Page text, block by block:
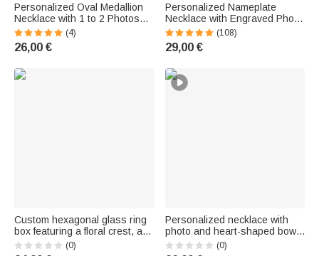
Personalized Oval Medallion
Necklace with 1 to 2 Photos
and a Birthstone -
Commemorative Birthday Gift
for Women
(4)
26,00 €
Personalized Nameplate
Necklace with Engraved Photo
and Message—Birthday,
Father's Day, and Mother's
Day Gift for Family and Parents
(108)
29,00 €
Custom hexagonal glass ring
box featuring a floral crest, an
initial, and foam decorative
accents – A wedding, wedding
(0)
Personalized necklace with
photo and heart-shaped bow,
engraved with a name –
Elegant jewelry, a birthday or
(0)